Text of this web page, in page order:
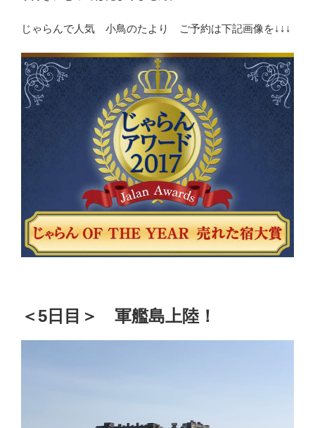
じゃらんで人気 小鳥のたより ご予約は下記画像を↓↓↓
＜5日目＞ 軍艦島上陸！